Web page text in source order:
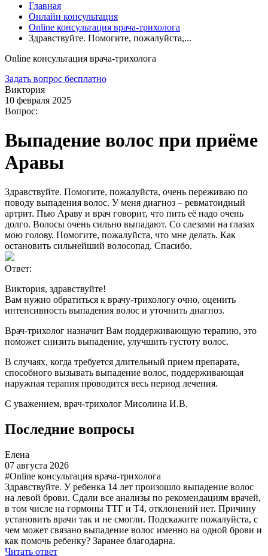
Главная
Онлайн консультация
Online консультация врача-трихолога
Здравствуйте. Помогите, пожалуйста,...
Online консультация врача-трихолога
Задать вопрос бесплатно
Виктория
10 февраля 2025
Вопрос:
Выпадение волос при приёме
Аравы
Здравствуйте. Помогите, пожалуйста, очень переживаю по
поводу выпадения волос. У меня диагноз – ревматоидный
артрит. Пью Араву и врач говорит, что пить её надо очень
долго. Волосы очень сильно выпадают. Со слезами на глазах
мою голову. Помогите, пожалуйста, что мне делать. Как
остановить сильнейший волосопад. Спасибо.
Ответ:
Виктория, здравствуйте!
Вам нужно обратиться к врачу-трихологу очно, оценить
интенсивность выпадения волос и уточнить диагноз.
Врач-трихолог назначит Вам поддерживающую терапию, это
поможет снизить выпадение, улучшить густоту волос.
В случаях, когда требуется длительный прием препарата,
способного вызывать выпадение волос, поддерживающая
наружная терапия проводится весь период лечения.
С уважением, врач-трихолог Мисолина И.В.
Последние вопросы
Елена
07 августа 2026
#Online консультация врача-трихолога
Здравствуйте. У ребенка 14 лет произошло выпадение волос
на левой брови. Сдали все анализы по рекомендациям врачей,
в том числе на гормоны ТТГ и Т4, отклонений нет. Причину
установить врачи так и не смогли. Подскажите пожалуйста, с
чем может связано выпадение волос именно на одной брови и
как помочь ребенку? Заранее благодарна.
Читать ответ